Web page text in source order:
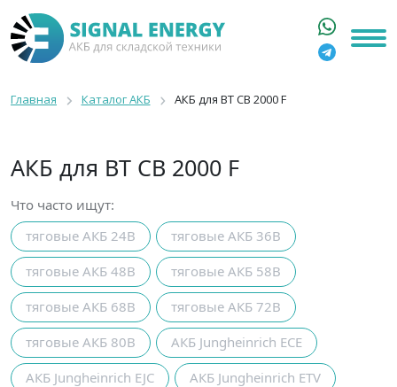
КАТАЛОГ
СТАТЬИ
+7 916 316 3333
8 800 550 44 77
Москва, Бакунинская, 69с1
9:00 - 19:00 пн-пт
info@signalenergy.ru
Главная Каталог АКБ АКБ для BT CB 2000 F
АКБ для BT CB 2000 F
Что часто ищут:
тяговые АКБ 24В
тяговые АКБ 36В
тяговые АКБ 48В
тяговые АКБ 58В
тяговые АКБ 68В
тяговые АКБ 72В
тяговые АКБ 80В
АКБ Jungheinrich ECE
АКБ Jungheinrich EJC
АКБ Jungheinrich ETV